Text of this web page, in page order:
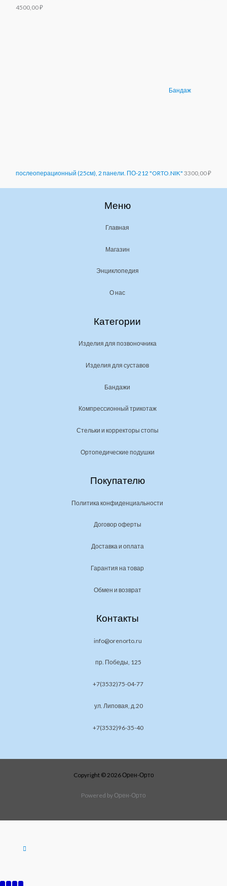
4500,00₽
Бандаж
послеоперационный (25см), 2 панели. ПО-212 "ORTO.NIK" 3300,00₽
Меню
Главная
Магазин
Энциклопедия
О нас
Категории
Изделия для позвоночника
Изделия для суставов
Бандажи
Компрессионный трикотаж
Стельки и корректоры стопы
Ортопедические подушки
Покупателю
Политика конфиденциальности
Договор оферты
Доставка и оплата
Гарантия на товар
Обмен и возврат
Контакты
info@orenorto.ru
пр. Победы, 125
+7(3532)75-04-77
ул. Липовая, д.20
+7(3532)96-35-40
Copyright © 2026 Орен-Орто
Powered by Орен-Орто